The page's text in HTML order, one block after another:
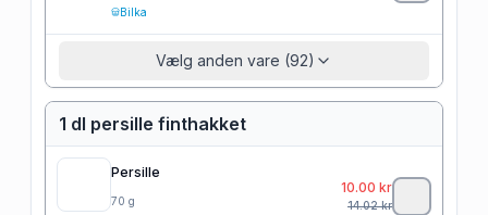
Bilka
Vælg anden vare (92)
1 dl persille finthakket
Persille
70 g
10.00 kr
14.02kr